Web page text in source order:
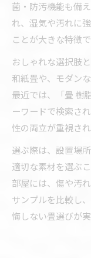
菌・防汚機能も備
れ、湿気や汚れに
ことが大きな特徴で
おしゃれな選択肢
和紙畳や、モダン
最近では、「畳 樹
ーワードで検索さ
性の両立が重視され
選ぶ際は、設置場
適切な素材を選ぶ
部屋には、傷や汚
サンプルを比較し
悔しない畳選びが実